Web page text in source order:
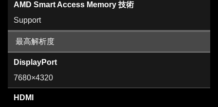
AMD Smart Access Memory 技術
Support
最高解析度
DisplayPort
7680×4320
HDMI